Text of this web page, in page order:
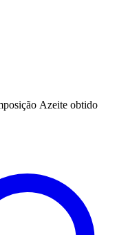
Azeite obtido